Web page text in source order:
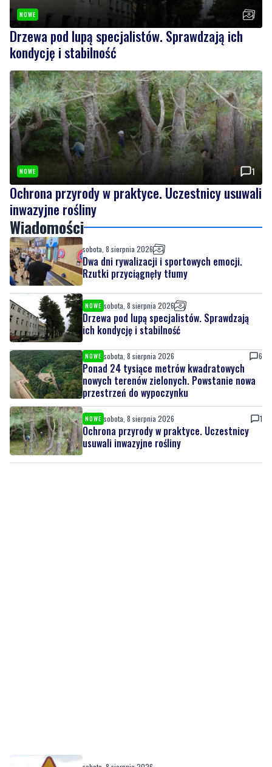
kondycję i stabilność
NOWE 1
Ochrona przyrody w praktyce. Uczestnicy usuwali
inwazyjne rośliny
Wiadomości
sobota, 8 sierpnia 2026
Dwa dni rywalizacji i sportowych emocji.
Rzutki przyciągnęły tłumy
NOWE sobota, 8 sierpnia 2026
Drzewa pod lupą specjalistów. Sprawdzają
NOWE sobota, 8 sierpnia 2026
Ponad 24 tysiące metrów kwadratowych
nowych terenów zielonych. Powstanie nowa
przestrzeń do wypoczynku
NOWE sobota, 8 sierpnia 2026
Ochrona przyrody w praktyce. Uczestnicy
usuwali inwazyjne rośliny